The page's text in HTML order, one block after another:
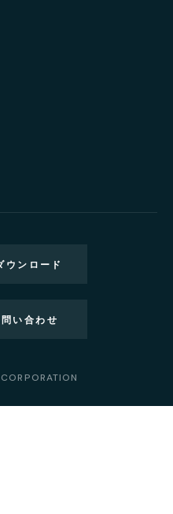
ウンロード
い合わせ